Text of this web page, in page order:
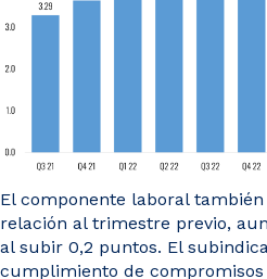
El componente laboral
relación al trimestre previo,
al subir 0,2 puntos. El
cumplimiento de